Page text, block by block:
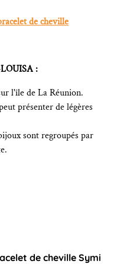
de cheville
:
l'île de La Réunion.
présenter de légères
sont regroupés par
de cheville Symi